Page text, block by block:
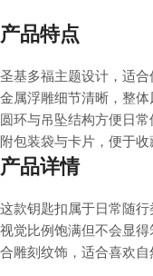
产品特点
圣基多福主题设计，适
金属浮雕细节清晰，整
圆环与吊坠结构方便日
附包装袋与卡片，便于
产品详情
这款钥匙扣属于日常随
视觉比例饱满但不会显
合雕刻纹饰，适合喜欢自